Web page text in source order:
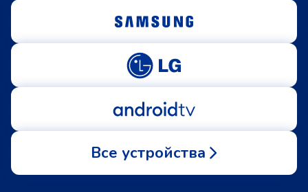
Все устройства